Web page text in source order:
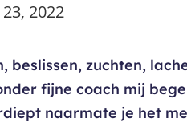
2022
beslissen, zuchten,
fijne coach mij
naarmate je het